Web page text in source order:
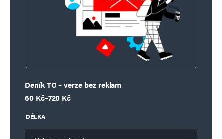
Deník TO – verze bez reklam
60 Kč–720 Kč
Rozpětí cen: 60 Kč až 720 Kč
DÉLKA